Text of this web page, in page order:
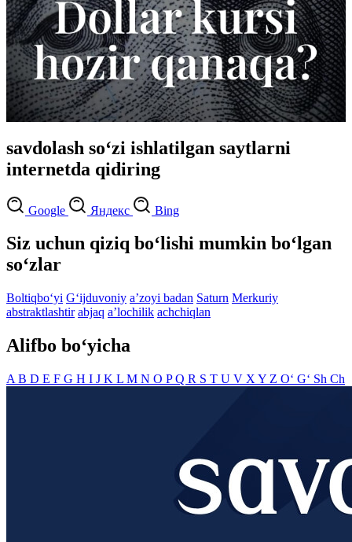
savdolash so‘zi ishlatilgan saytlarni
internetda qidiring
Google Яндекс Bing
Siz uchun qiziq bo‘lishi mumkin bo‘lgan
so‘zlar
Boltiqbo‘yi G‘ijduvoniy aʼzoyi badan Saturn Merkuriy
abstraktlashtir abjaq aʼlochilik achchiqlan
Alifbo bo‘yicha
A B D E F G H I J K L M N O PQ R S T U V X Y Z O‘ G‘ Sh Ch